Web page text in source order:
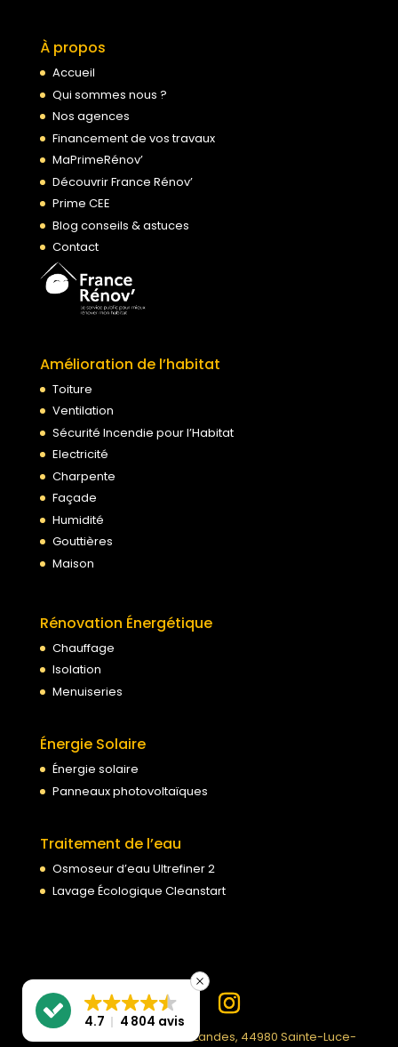
À propos
Accueil
Qui sommes nous ?
Nos agences
Financement de vos travaux
MaPrimeRénov’
Découvrir France Rénov’
Prime CEE
Blog conseils & astuces
Contact
Amélioration de l’habitat
Toiture
Ventilation
Sécurité Incendie pour l’Habitat
Electricité
Charpente
Façade
Humidité
Gouttières
Maison
Rénovation Énergétique
Chauffage
Isolation
Menuiseries
Énergie Solaire
Énergie solaire
Panneaux photovoltaïques
Traitement de l’eau
Osmoseur d’eau Ultrefiner 2
Lavage Écologique Cleanstart
PPF | 99 Rue du Moulin des Landes, 44980 Sainte-Luce-
4.7 4 804 avis